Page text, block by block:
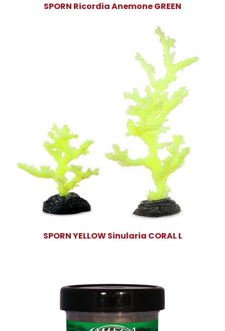
SPORN Ricordia Anemone GREEN
SPORN YELLOW Sinularia CORAL L